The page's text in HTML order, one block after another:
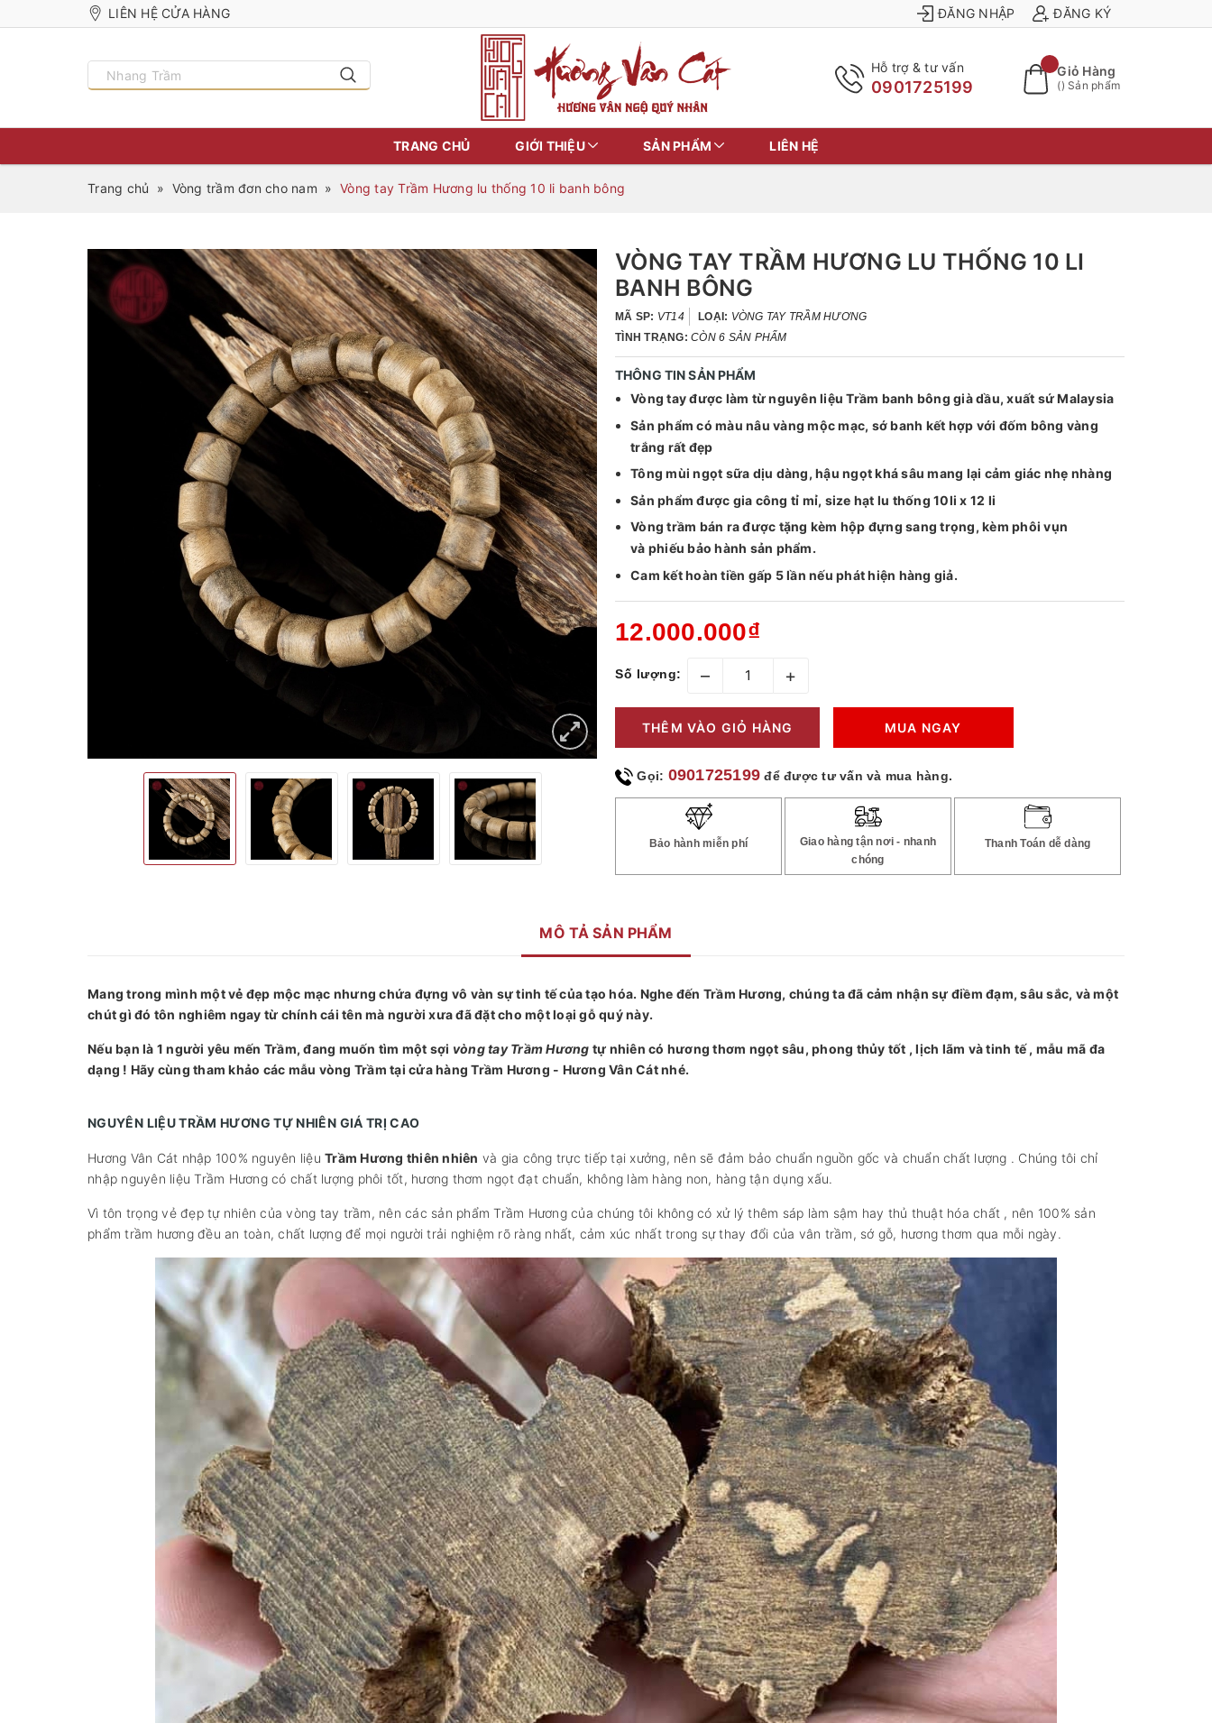
LIÊN HỆ CỬA HÀNG ĐĂNG NHẬP ĐĂNG KÝ
Hỗ trợ & tư vấn
0901725199
Giỏ Hàng
() Sản phẩm
TRANG CHỦ GIỚI THIỆU SẢN PHẨM LIÊN HỆ
Trang chủ » Vòng trầm đơn cho nam » Vòng tay Trầm Hương lu thống 10 li banh bông
VÒNG TAY TRẦM HƯƠNG LU THỐNG 10 LI
BANH BÔNG
MÃ SP: VT14 LOẠI: VÒNG TAY TRẦM HƯƠNG
TÌNH TRẠNG: CÒN 6 SẢN PHẨM
THÔNG TIN SẢN PHẨM
Vòng tay được làm từ nguyên liệu Trầm banh bông già dầu, xuất sứ Malaysia
Sản phẩm có màu nâu vàng mộc mạc, sớ banh kết hợp với đốm bông vàng
trắng rất đẹp
Tông mùi ngọt sữa dịu dàng, hậu ngọt khá sâu mang lại cảm giác nhẹ nhàng
Sản phẩm được gia công tỉ mỉ, size hạt lu thống 10li x 12 li
Vòng trầm bán ra được tặng kèm hộp đựng sang trọng, kèm phôi vụn
và phiếu bảo hành sản phẩm.
Cam kết hoàn tiền gấp 5 lần nếu phát hiện hàng giả.
12.000.000₫
Số lượng: – +
THÊM VÀO GIỎ HÀNG MUA NGAY
Gọi: 0901725199 để được tư vấn và mua hàng.
Bảo hành miễn phí
Giao hàng tận nơi - nhanh
chóng
Thanh Toán dễ dàng
MÔ TẢ SẢN PHẨM
Mang trong mình một vẻ đẹp mộc mạc nhưng chứa đựng vô vàn sự tinh tế của tạo hóa. Nghe đến Trầm Hương, chúng ta đã cảm nhận sự điềm đạm, sâu sắc, và một
chút gì đó tôn nghiêm ngay từ chính cái tên mà người xưa đã đặt cho một loại gỗ quý này.
Nếu bạn là 1 người yêu mến Trầm, đang muốn tìm một sợi vòng tay Trầm Hương tự nhiên có hương thơm ngọt sâu, phong thủy tốt , lịch lãm và tinh tế , mẫu mã đa
dạng ! Hãy cùng tham khảo các mẫu vòng Trầm tại cửa hàng Trầm Hương - Hương Vân Cát nhé.
NGUYÊN LIỆU TRẦM HƯƠNG TỰ NHIÊN GIÁ TRỊ CAO
Hương Vân Cát nhập 100% nguyên liệu Trầm Hương thiên nhiên và gia công trực tiếp tại xưởng, nên sẽ đảm bảo chuẩn nguồn gốc và chuẩn chất lượng . Chúng tôi chỉ
nhập nguyên liệu Trầm Hương có chất lượng phôi tốt, hương thơm ngọt đạt chuẩn, không làm hàng non, hàng tận dụng xấu.
Vì tôn trọng vẻ đẹp tự nhiên của vòng tay trầm, nên các sản phẩm Trầm Hương của chúng tôi không có xử lý thêm sáp làm sậm hay thủ thuật hóa chất , nên 100% sản
phẩm trầm hương đều an toàn, chất lượng để mọi người trải nghiệm rõ ràng nhất, cảm xúc nhất trong sự thay đổi của vân trầm, sớ gỗ, hương thơm qua mỗi ngày.